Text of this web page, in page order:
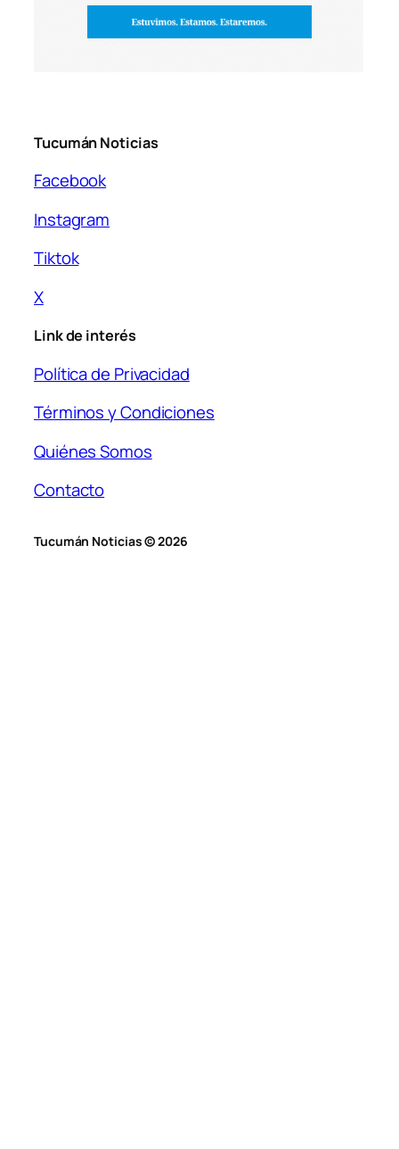
Tucumán Noticias
Facebook
Instagram
Tiktok
X
Link de interés
Política de Privacidad
Términos y Condiciones
Quiénes Somos
Contacto
Tucumán Noticias © 2026